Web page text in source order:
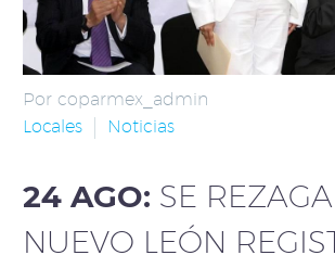
Por coparmex_admin
Locales
Noticias
24 AGO: SE
NUEVO LEÓN